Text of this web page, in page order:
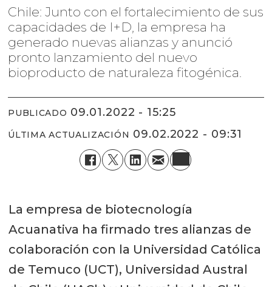
Chile: Junto con el fortalecimiento de sus
capacidades de I+D, la empresa ha
generado nuevas alianzas y anunció
pronto lanzamiento del nuevo
bioproducto de naturaleza fitogénica.
PUBLICADO 09.01.2022 - 15:25
ÚLTIMA ACTUALIZACIÓN 09.02.2022 - 09:31
La empresa de biotecnología
Acuanativa ha firmado tres alianzas de
colaboración con la Universidad Católica
de Temuco (UCT), Universidad Austral